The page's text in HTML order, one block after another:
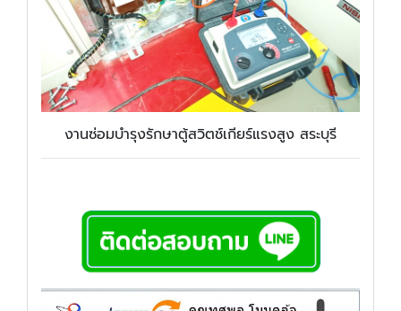
งานซ่อมบำรุงรักษาตู้สวิตช์เกียร์แรงสูง สระบุรี